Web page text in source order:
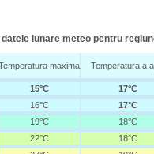
datele lunare meteo pentru
maxima Temperatura a
15°C 17°C
16°C 17°C
19°C 18°C
22°C 18°C